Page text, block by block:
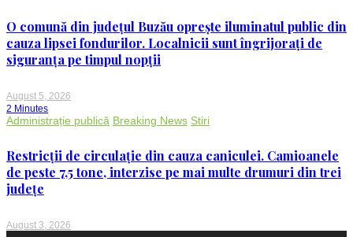
O comună din județul Buzău oprește iluminatul public din
cauza lipsei fondurilor. Localnicii sunt îngrijorați de
siguranța pe timpul nopții
August 5, 2026
2 Minutes
Administrație publică Breaking News Stiri
Restricții de circulație din cauza caniculei. Camioanele
de peste 7,5 tone, interzise pe mai multe drumuri din trei
județe
August 3, 2026